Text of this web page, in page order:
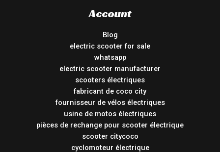
Account
Blog
electric scooter for sale
whatsapp
electric scooter manufacturer
scooters électriques
fabricant de coco city
fournisseur de vélos électriques
usine de motos électriques
pièces de rechange pour scooter électrique
scooter citycoco
cyclomoteur électrique